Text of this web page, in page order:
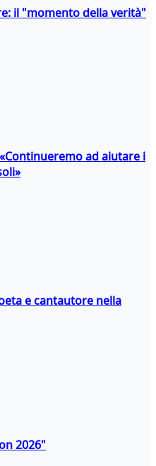
il "momento della verità"
ad aiutare i
e cantautore nella
2026"